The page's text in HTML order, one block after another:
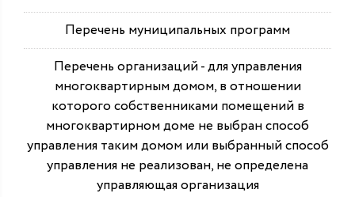
Перечень муниципальных программ
Перечень организаций - для управления
многоквартирным домом, в отношении
которого собственниками помещений в
многоквартирном доме не выбран способ
управления таким домом или выбранный способ
управления не реализован, не определена
управляющая организация